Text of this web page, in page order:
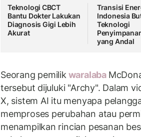
Teknologi CBCT
Bantu Dokter Lakukan
Diagnosis Gigi Lebih
Akurat
Transisi
Indonesia
Teknologi
yang Andal
Seorang pemilik waralaba
tersebut dijuluki "Archy". Dalam
X, sistem AI itu menyapa
memproses perubahan atau
menampilkan rincian pesanan